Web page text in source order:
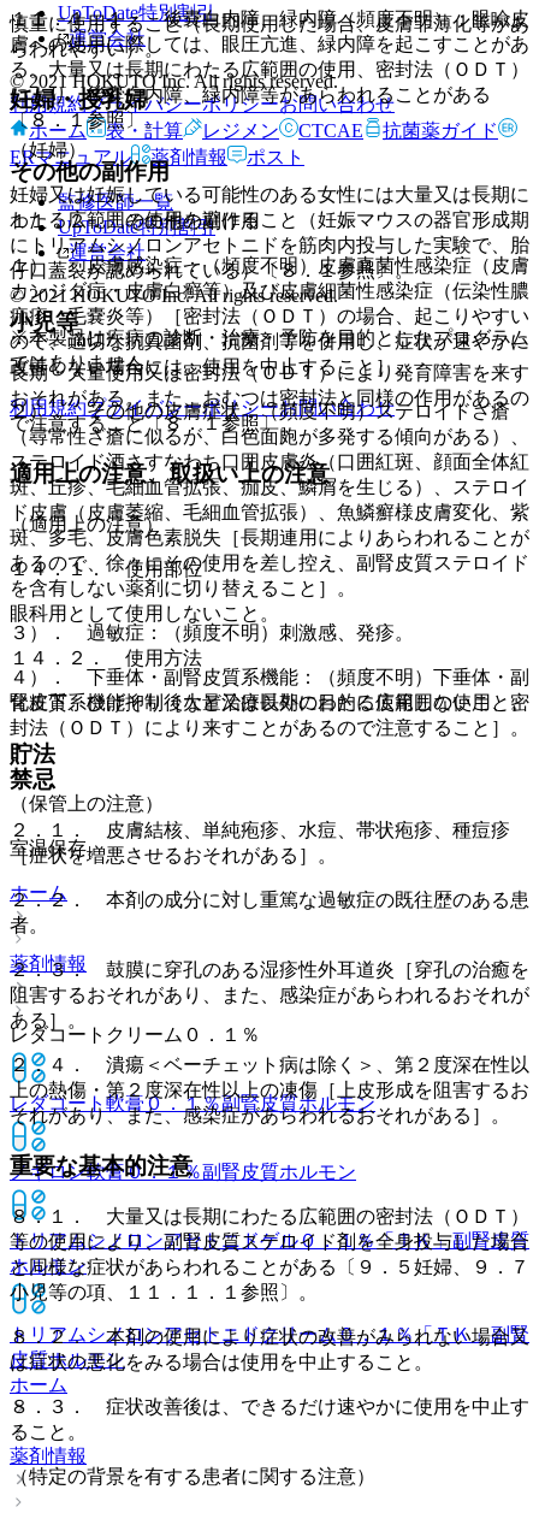
慎重に使用すること（長期使用した場合、皮膚菲薄化等があ
らわれやすい）。
妊婦・授乳婦
（妊婦）
妊婦又は妊娠している可能性のある女性には大量又は長期に
わたる広範囲の使用を避けること（妊娠マウスの器官形成期
にトリアムシノロンアセトニドを筋肉内投与した実験で、胎
仔口蓋裂が認められている）〔８．１参照〕。
小児等
長期・大量使用又は密封法（ＯＤＴ）により発育障害を来す
おそれがある。また、おむつは密封法と同様の作用があるの
で注意すること〔８．１参照〕。
適用上の注意、取扱い上の注意
（適用上の注意）
１４．１． 使用部位
眼科用として使用しないこと。
１４．２． 使用方法
化粧下、ひげそり後など治療以外の目的に使用しないこと。
貯法
（保管上の注意）
室温保存。
ホーム
薬剤情報
レダコートクリーム０．１％
レダコート軟膏０．１％副腎皮質ホルモン
ノギロン軟膏０．１％副腎皮質ホルモン
トリアムシノロンアセトニドゲル０．１％「ＴＫ」副腎皮質
ホルモン
トリアムシノロンアセトニドクリーム０．１％「ＴＫ」副腎
皮質ホルモン
ホーム
薬剤情報
１１．１．１． 後嚢白内障、緑内障（頻度不明）：眼瞼皮
膚への使用に際しては、眼圧亢進、緑内障を起こすことがあ
る。大量又は長期にわたる広範囲の使用、密封法（ＯＤＴ）
により、後嚢白内障、緑内障等があらわれることがある
〔８．１参照〕。
その他の副作用
１１．２． その他の副作用
１）． 皮膚感染症：（頻度不明）皮膚真菌性感染症（皮膚
カンジダ症・皮膚白癬等）及び皮膚細菌性感染症（伝染性膿
痂疹、毛嚢炎等）［密封法（ＯＤＴ）の場合、起こりやすい
ので、適切な抗真菌剤、抗菌剤等を併用し、症状が速やかに
改善しない場合には、使用を中止すること］。
２）． その他の皮膚症状：（頻度不明）ステロイドざ瘡
（尋常性ざ瘡に似るが、白色面皰が多発する傾向がある）、
ステロイド酒さすなわち口囲皮膚炎（口囲紅斑、顔面全体紅
斑、丘疹、毛細血管拡張、痂皮、鱗屑を生じる）、ステロイ
ド皮膚（皮膚萎縮、毛細血管拡張）、魚鱗癬様皮膚変化、紫
斑、多毛、皮膚色素脱失［長期連用によりあらわれることが
あるので、徐々にその使用を差し控え、副腎皮質ステロイド
を含有しない薬剤に切り替えること］。
３）． 過敏症：（頻度不明）刺激感、発疹。
４）． 下垂体・副腎皮質系機能：（頻度不明）下垂体・副
腎皮質系機能抑制［大量又は長期にわたる広範囲の使用、密
封法（ＯＤＴ）により来すことがあるので注意すること］。
禁忌
２．１． 皮膚結核、単純疱疹、水痘、帯状疱疹、種痘疹
［症状を増悪させるおそれがある］。
２．２． 本剤の成分に対し重篤な過敏症の既往歴のある患
者。
２．３． 鼓膜に穿孔のある湿疹性外耳道炎［穿孔の治癒を
阻害するおそれがあり、また、感染症があらわれるおそれが
ある］。
２．４． 潰瘍＜ベーチェット病は除く＞、第２度深在性以
上の熱傷・第２度深在性以上の凍傷［上皮形成を阻害するお
それがあり、また、感染症があらわれるおそれがある］。
重要な基本的注意
８．１． 大量又は長期にわたる広範囲の密封法（ＯＤＴ）
等の使用により、副腎皮質ステロイド剤を全身投与した場合
と同様な症状があらわれることがある〔９．５妊婦、９．７
小児等の項、１１．１．１参照〕。
８．２． 本剤の使用により症状の改善がみられない場合又
は症状の悪化をみる場合は使用を中止すること。
８．３． 症状改善後は、できるだけ速やかに使用を中止す
ること。
（特定の背景を有する患者に関する注意）
UpToDate特別割引
運営会社
© 2021 HOKUTO Inc. All rights reserved.
利用規約プライバシーポリシーお問い合わせ
ホーム
表・計算 レジメン CTCAE
抗菌薬ガイド
ERマニュアル
薬剤情報 ポスト
監修医師一覧
UpToDate特別割引
運営会社
© 2021 HOKUTO Inc. All rights reserved.
※本製品は疾病の診断・治療・予防を目的としたプログラム
ではありません。
利用規約プライバシーポリシーお問い合わせ